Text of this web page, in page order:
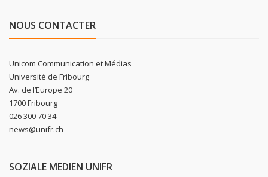
NOUS CONTACTER
Unicom Communication et Médias
Université de Fribourg
Av. de l’Europe 20
1700 Fribourg
026 300 70 34
news@unifr.ch
SOZIALE MEDIEN UNIFR